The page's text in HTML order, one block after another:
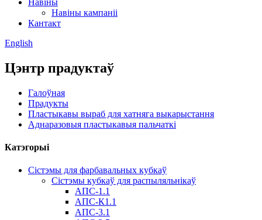
Навіны
Навіны кампаніі
Кантакт
English
Цэнтр прадуктаў
Галоўная
Прадукты
Пластыкавы выраб для хатняга выкарыстання
Аднаразовыя пластыкавыя пальчаткі
Катэгорыі
Сістэмы для фарбавальных кубкаў
Сістэмы кубкаў для распыляльнікаў
АПС-1.1
АПС-К1.1
АПС-3.1